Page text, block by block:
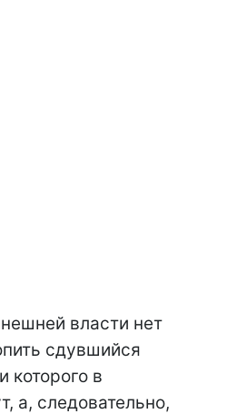
власти нет
сдувшийся
которого в
а, следовательно,